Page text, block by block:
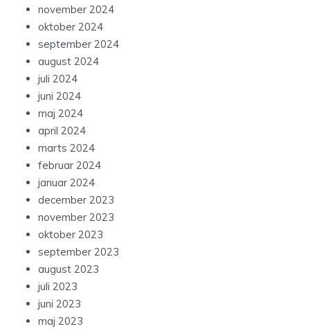
november 2024
oktober 2024
september 2024
august 2024
juli 2024
juni 2024
maj 2024
april 2024
marts 2024
februar 2024
januar 2024
december 2023
november 2023
oktober 2023
september 2023
august 2023
juli 2023
juni 2023
maj 2023